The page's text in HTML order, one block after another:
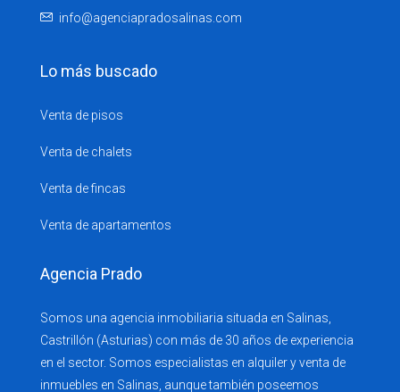
info@agenciapradosalinas.com
Lo más buscado
Venta de pisos
Venta de chalets
Venta de fincas
Venta de apartamentos
Agencia Prado
Somos una agencia inmobiliaria situada en Salinas,
Castrillón (Asturias) con más de 30 años de experiencia
en el sector. Somos especialistas en alquiler y venta de
inmuebles en Salinas, aunque también poseemos